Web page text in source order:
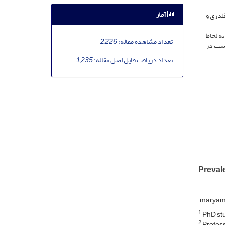
و
لحاظ
در
1PhD
2
آمار
تعداد مشاهده مقاله:2,226
تعداد دریافت فایل اصل مقاله:1,235